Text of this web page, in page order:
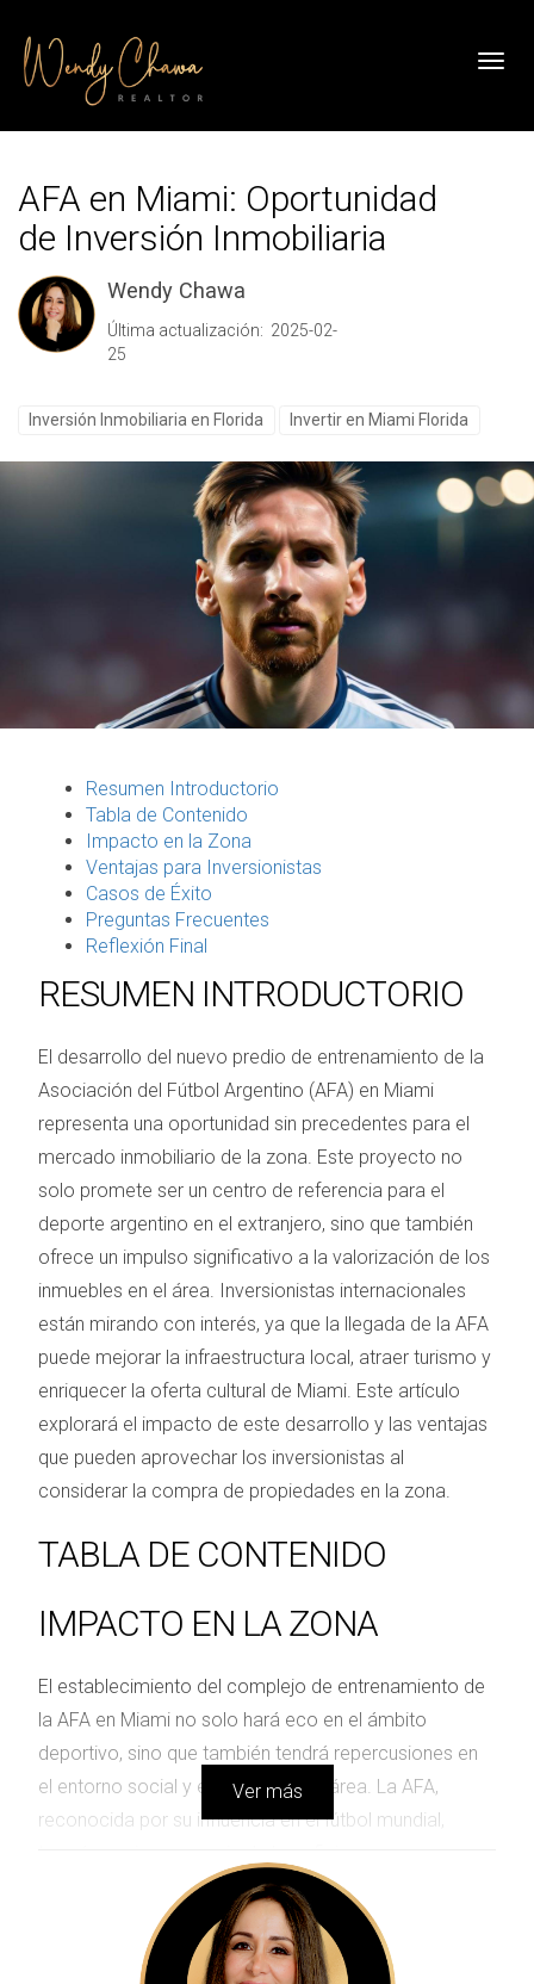
AFA en Miami: Oportunidad
de Inversión Inmobiliaria
Wendy Chawa
Última actualización: 2025-02-
25
Inversión Inmobiliaria en Florida Invertir en Miami Florida
Resumen Introductorio
Tabla de Contenido
Impacto en la Zona
Ventajas para Inversionistas
Casos de Éxito
Preguntas Frecuentes
Reflexión Final
RESUMEN INTRODUCTORIO
El desarrollo del nuevo predio de entrenamiento de la
Asociación del Fútbol Argentino (AFA) en Miami
representa una oportunidad sin precedentes para el
mercado inmobiliario de la zona. Este proyecto no
solo promete ser un centro de referencia para el
deporte argentino en el extranjero, sino que también
ofrece un impulso significativo a la valorización de los
inmuebles en el área. Inversionistas internacionales
están mirando con interés, ya que la llegada de la AFA
puede mejorar la infraestructura local, atraer turismo y
enriquecer la oferta cultural de Miami. Este artículo
explorará el impacto de este desarrollo y las ventajas
que pueden aprovechar los inversionistas al
considerar la compra de propiedades en la zona.
TABLA DE CONTENIDO
IMPACTO EN LA ZONA
El establecimiento del complejo de entrenamiento de
la AFA en Miami no solo hará eco en el ámbito
deportivo, sino que también tendrá repercusiones en
el entorno social y económico del área. La AFA,
reconocida por su influencia en el fútbol mundial,
extenderán más allá de lo deportivo. Este proyecto se
considera un catalizador para el desarrollo local, con
una serie de beneficios que incluirán:
Ver más